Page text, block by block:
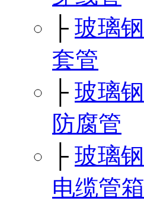
├ 玻璃钢
套管
├ 玻璃钢
防腐管
├ 玻璃钢
电缆管箱